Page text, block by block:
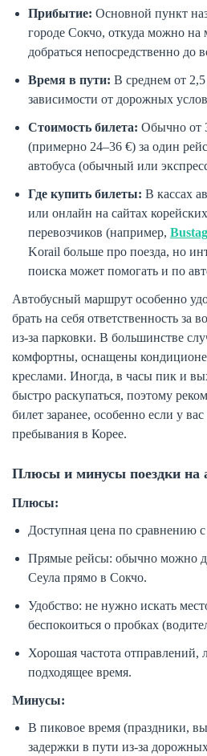
Прибытие: Основной пункт
городе Сокчо, откуда можно на
добраться непосредственно до
Время в пути: В среднем от
зависимости от дорожных
Стоимость билета: Обычно от
(примерно 24–36 €) за один
автобуса (обычный или
Где купить билеты: В кассах
или онлайн на сайтах
перевозчиков (например,
Korail больше про поезда, но
поиска может помогать и по
Автобусный маршрут особенно
брать на себя ответственность за
из-за парковки. В большинстве
комфортны, оснащены
креслами. Иногда, в часы пик и
быстро раскупаться, поэтому
билет заранее, особенно если у
пребывания в Корее.
Плюсы и минусы поездки на
Плюсы:
Доступная цена по сравнению
Прямые рейсы: обычно можно
Сеула прямо в Сокчо.
Удобство: не нужно искать
беспокоиться о пробках
Хорошая частота отправлений,
подходящее время.
Минусы:
В пиковое время (праздники,
задержки в пути из-за